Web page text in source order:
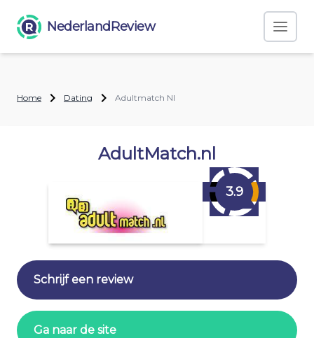
NederlandReview
Home Dating Adultmatch Nl
AdultMatch.nl
3.9
Schrijf een review
Ga naar de site